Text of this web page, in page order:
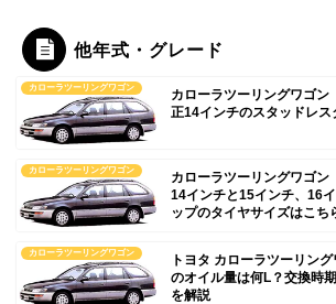
他年式・グレード
カローラツーリングワゴン
カローラツーリングワゴン
正14インチのスタッドレス
カローラツーリングワゴン
カローラツーリングワゴ
14インチと15インチ、16
ップのタイヤサイズはこち
カローラツーリングワゴン
トヨタ カローラツーリン
のオイル量は何L？交換時
を解説